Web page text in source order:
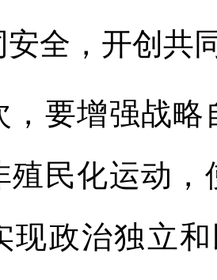
全，开创共
增强战略
殖民化运动
现政治独立